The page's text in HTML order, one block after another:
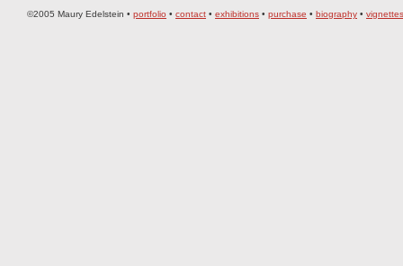
©2005 Maury Edelstein • portfolio • contact • exhibitions • purchase • biography • vignettes